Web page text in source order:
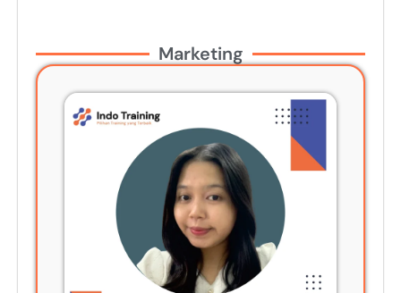
Marketing